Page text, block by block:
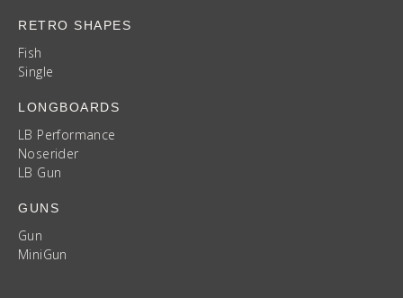
RETRO SHAPES
Fish
Single
LONGBOARDS
LB Performance
Noserider
LB Gun
GUNS
Gun
MiniGun